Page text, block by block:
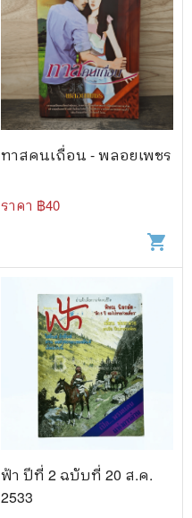
ทาสคนเถื่อน - พลอยเพชร
ราคา ฿40
shopping_cart
ฟ้า ปีที่ 2 ฉบับที่ 20 ส.ค.
2533